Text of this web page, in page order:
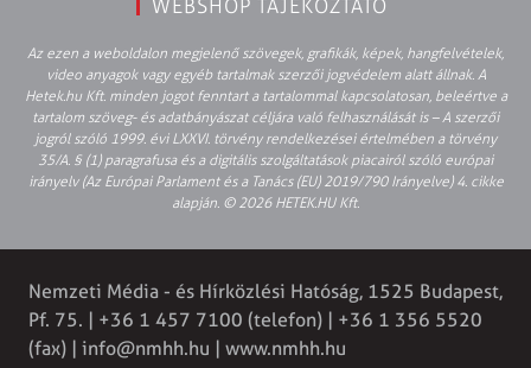
WEBSHOP TÁJÉKOZTATÓ
Az ezen a weboldalon megjelenő szövegek, grafikák, képek, hangfelvételek,
video anyagok vagy egyéb tartalmak szerzői jogvédelem alatt állnak. A
Hetek.hu Kft. minden jogot fenntart a tartalommal kapcsolatosan, beleértve a
tartalom szöveg- és adatbányászat céljára való felhasználását is – A szerzői
jogról szóló 1999. évi LXXVI. törvény rendelkezései értelmében a törvény
35/A. § (1) paragrafusa és a digitális szolgáltatások piacairól szóló európai
irányelv (Az Európai Parlament és a Tanács (EU) 2019/790 Irányelve) 4. cikke
alapján. © 2026 HETEK.HU Kft.
Nemzeti Média - és Hírközlési Hatóság, 1525 Budapest,
Pf. 75. | +36 1 457 7100 (telefon) | +36 1 356 5520
(fax) | info@nmhh.hu | www.nmhh.hu